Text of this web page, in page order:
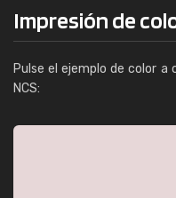
Impresión de
Pulse el ejemplo de color
NCS: